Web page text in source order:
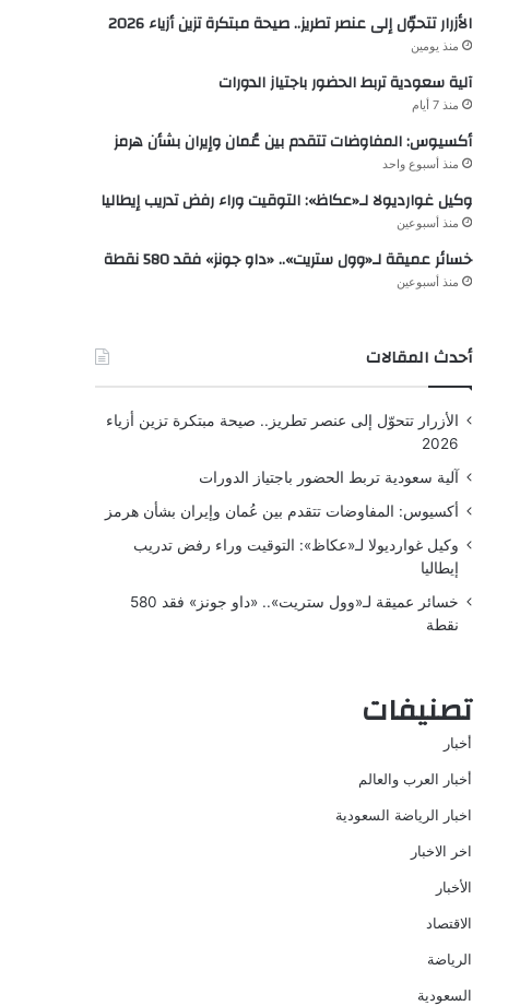
الأزرار تتحوّل إلى عنصر تطريز.. صيحة مبتكرة تزين أزياء 2026
منذ يومين
آلية سعودية تربط الحضور باجتياز الدورات
منذ 7 أيام
أكسيوس: المفاوضات تتقدم بين عُمان وإيران بشأن هرمز
منذ أسبوع واحد
وكيل غوارديولا لـ«عكاظ»: التوقيت وراء رفض تدريب إيطاليا
منذ أسبوعين
خسائر عميقة لـ«وول ستريت».. «داو جونز» فقد 580 نقطة
منذ أسبوعين
أحدث المقالات
الأزرار تتحوّل إلى عنصر تطريز.. صيحة مبتكرة تزين أزياء
2026
آلية سعودية تربط الحضور باجتياز الدورات
أكسيوس: المفاوضات تتقدم بين عُمان وإيران بشأن هرمز
وكيل غوارديولا لـ«عكاظ»: التوقيت وراء رفض تدريب
إيطاليا
خسائر عميقة لـ«وول ستريت».. «داو جونز» فقد 580
نقطة
تصنيفات
أخبار
أخبار العرب والعالم
اخبار الرياضة السعودية
اخر الاخبار
الأخبار
الاقتصاد
الرياضة
السعودية